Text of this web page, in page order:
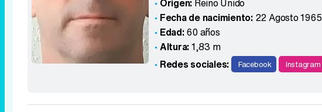
Origen: Reino Unido
Fecha de nacimiento: 22 Agosto 1965
Edad:60 años
Altura:1,83 m
Redes sociales:
Facebook Instagram